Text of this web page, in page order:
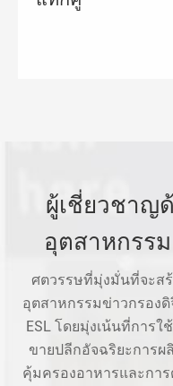
ผู้เชี่ยวชาญ
อุตสาหกรร
ศตวรรษที่มุ่งมั่นที่จะสร้
อุตสาหกรรมข่าวกรองดิ
ESL โดยมุ่งเน้นที่การ
ขายปลีกอัจฉริยะการผ
คุ้มครองอาหารและกา